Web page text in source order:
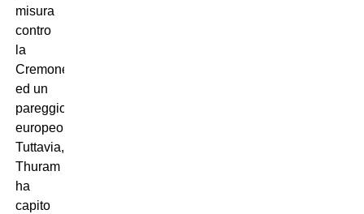
misura
contro
la
Cremonese
ed un
pareggio
europeo.
Tuttavia,
Thuram
ha
capito